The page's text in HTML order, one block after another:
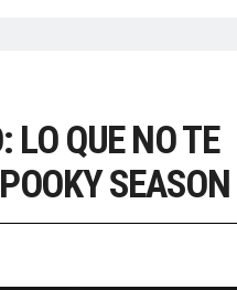
LO QUE NO TE
SEASON